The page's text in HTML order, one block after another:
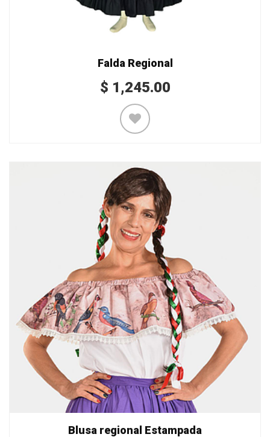
Falda Regional
$ 1,245.00
Blusa regional Estampada